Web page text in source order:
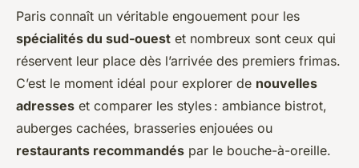
Paris connaît un véritable engouement pour les
spécialités du sud-ouest et nombreux sont ceux qui
réservent leur place dès l’arrivée des premiers frimas.
C’est le moment idéal pour explorer de nouvelles
adresses et comparer les styles : ambiance bistrot,
auberges cachées, brasseries enjouées ou
restaurants recommandés par le bouche-à-oreille.